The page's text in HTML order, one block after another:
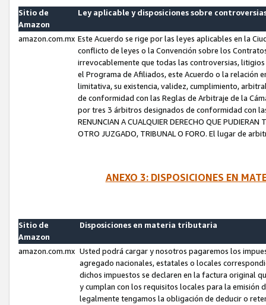
Sitio de
Amazon
Ley aplicable y disposiciones sobre
amazon.com.mx Este Acuerdo se rige por las leyes aplicables en la
conflicto de leyes o la Convención sobre los
irrevocablemente que todas las controversias,
el Programa de Afiliados, este Acuerdo o la relación
limitativa, su existencia, validez, cumplimiento,
de conformidad con las Reglas de Arbitraje de la
por tres 3 árbitros designados de conformidad con las
RENUNCIAN A CUALQUIER DERECHO QUE
OTRO JUZGADO, TRIBUNAL O FORO. El lugar de
ANEXO 3: DISPOSICIONES EN
Sitio de
Amazon
Disposiciones en materia tributaria
amazon.com.mx Usted podrá cargar y nosotros pagaremos los
agregado nacionales, estatales o locales
dichos impuestos se declaren en la factura original
y cumplan con los requisitos locales para la emisión
legalmente tengamos la obligación de deducir o